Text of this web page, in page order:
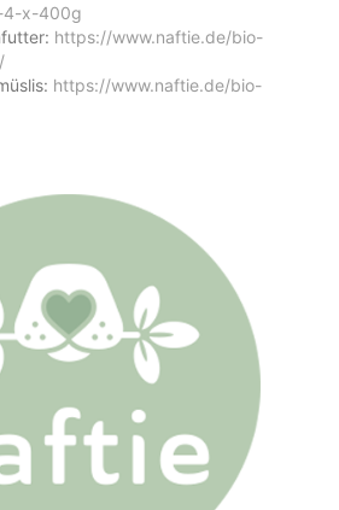
4-x-400g
https://www.naftie.de/bio-
https://www.naftie.de/bio-